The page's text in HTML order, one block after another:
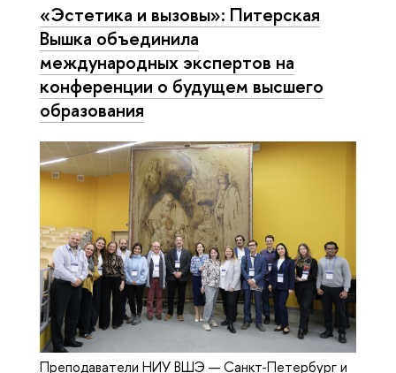
«Эстетика и вызовы»: Питерская
Вышка объединила
международных экспертов на
конференции о будущем высшего
образования
Преподаватели НИУ ВШЭ — Санкт-Петербург и